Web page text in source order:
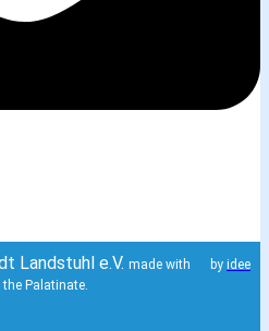
Landstuhl e.V. made with by idee
Palatinate.